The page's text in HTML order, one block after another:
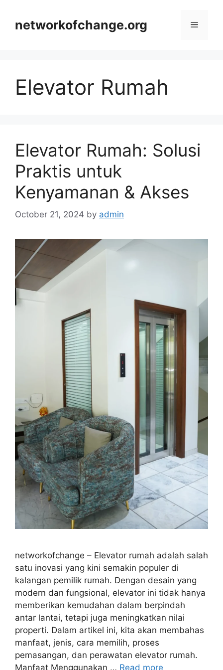
contentnetworkofchange.org Menu
Elevator Rumah
Elevator Rumah: Solusi
Praktis untuk
Kenyamanan & Akses
October 21, 2024 by admin
networkofchange – Elevator rumah adalah salah
satu inovasi yang kini semakin populer di
kalangan pemilik rumah. Dengan desain yang
modern dan fungsional, elevator ini tidak hanya
memberikan kemudahan dalam berpindah
antar lantai, tetapi juga meningkatkan nilai
properti. Dalam artikel ini, kita akan membahas
manfaat, jenis, cara memilih, proses
pemasangan, dan perawatan elevator rumah.
Manfaat Menggunakan … Read more